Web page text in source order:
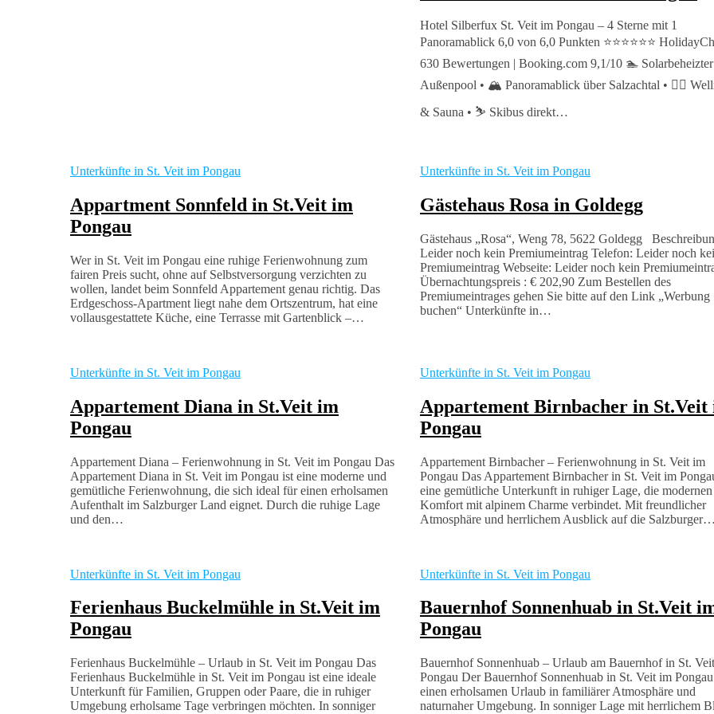
Hotel Silberfux St. Veit im Pongau – 4 Sterne mit 1
Panoramablick 6,0 von 6,0 Punkten ⭐⭐⭐⭐⭐⭐
630 Bewertungen | Booking.com 9,1/10 🏊 Solarbeheizter
Außenpool • 🏔️ Panoramablick über Salzachtal • 🧖‍♀️
& Sauna • ⛷️ Skibus direkt…
Unterkünfte in St. Veit im Pongau
Appartment Sonnfeld in St.Veit im
Pongau
Wer in St. Veit im Pongau eine ruhige Ferienwohnung zum
fairen Preis sucht, ohne auf Selbstversorgung verzichten zu
wollen, landet beim Sonnfeld Appartement genau richtig. Das
Erdgeschoss-Apartment liegt nahe dem Ortszentrum, hat eine
vollausgestattete Küche, eine Terrasse mit Gartenblick –…
Unterkünfte in St. Veit im Pongau
Gästehaus Rosa in Goldegg
Gästehaus „Rosa“, Weng 78, 5622 Goldegg
Leider noch kein Premiumeintrag Telefon: Leider noch
Premiumeintrag Webseite: Leider noch kein
Übernachtungspreis : € 202,90 Zum Bestellen des
Premiumeintrages gehen Sie bitte auf den Link „Werbung
buchen“ Unterkünfte in…
Unterkünfte in St. Veit im Pongau
Appartement Diana in St.Veit im
Pongau
Appartement Diana – Ferienwohnung in St. Veit im Pongau Das
Appartement Diana in St. Veit im Pongau ist eine moderne und
gemütliche Ferienwohnung, die sich ideal für einen erholsamen
Aufenthalt im Salzburger Land eignet. Durch die ruhige Lage
und den…
Unterkünfte in St. Veit im Pongau
Appartement Birnbacher in St.Veit
Pongau
Appartement Birnbacher – Ferienwohnung in St. Veit im
Pongau Das Appartement Birnbacher in St. Veit im
eine gemütliche Unterkunft in ruhiger Lage, die modernen
Komfort mit alpinem Charme verbindet. Mit freundlicher
Atmosphäre und herrlichem Ausblick auf die Salzburger…
Unterkünfte in St. Veit im Pongau
Ferienhaus Buckelmühle in St.Veit im
Pongau
Ferienhaus Buckelmühle – Urlaub in St. Veit im Pongau Das
Ferienhaus Buckelmühle in St. Veit im Pongau ist eine ideale
Unterkunft für Familien, Gruppen oder Paare, die in ruhiger
Umgebung erholsame Tage verbringen möchten. In sonniger
Unterkünfte in St. Veit im Pongau
Bauernhof Sonnenhuab in St.Veit
Pongau
Bauernhof Sonnenhuab – Urlaub am Bauernhof in St.
Pongau Der Bauernhof Sonnenhuab in St. Veit im
einen erholsamen Urlaub in familiärer Atmosphäre und
naturnaher Umgebung. In sonniger Lage mit herrlichem